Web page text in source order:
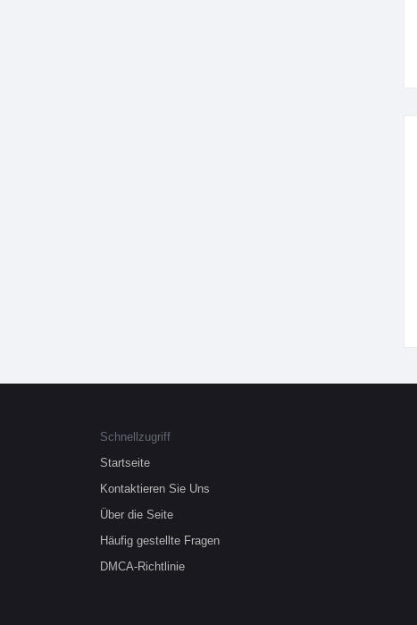
Schnellzugriff
Startseite
Kontaktieren Sie Uns
Über die Seite
Häufig gestellte Fragen
DMCA-Richtlinie